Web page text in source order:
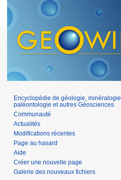
Encyclopédie de géologie, minéralogie,
paléontologie et autres Géosciences
Communauté
Actualités
Modifications récentes
Page au hasard
Aide
Créer une nouvelle page
Galerie des nouveaux fichiers